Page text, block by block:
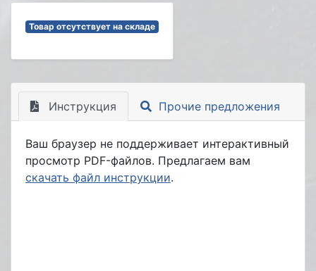
Товар отсутствует на складе
Инструкция Прочие предложения
Ваш браузер не поддерживает интерактивный
просмотр PDF-файлов. Предлагаем вам
скачать файл инструкции.